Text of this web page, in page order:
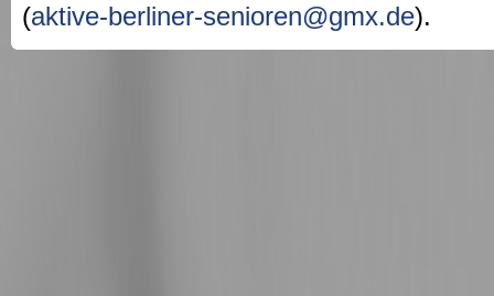
(aktive-berliner-senioren@gmx.de).